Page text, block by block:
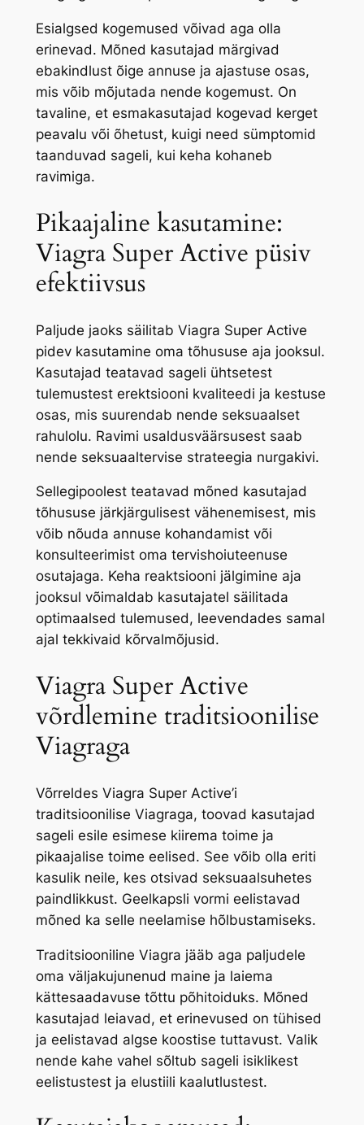
Esialgsed kogemused võivad aga olla
erinevad. Mõned kasutajad märgivad
ebakindlust õige annuse ja ajastuse osas,
mis võib mõjutada nende kogemust. On
tavaline, et esmakasutajad kogevad kerget
peavalu või õhetust, kuigi need sümptomid
taanduvad sageli, kui keha kohaneb
ravimiga.
Pikaajaline kasutamine:
Viagra Super Active püsiv
efektiivsus
Paljude jaoks säilitab Viagra Super Active
pidev kasutamine oma tõhususe aja jooksul.
Kasutajad teatavad sageli ühtsetest
tulemustest erektsiooni kvaliteedi ja kestuse
osas, mis suurendab nende seksuaalset
rahulolu. Ravimi usaldusväärsusest saab
nende seksuaaltervise strateegia nurgakivi.
Sellegipoolest teatavad mõned kasutajad
tõhususe järkjärgulisest vähenemisest, mis
võib nõuda annuse kohandamist või
konsulteerimist oma tervishoiuteenuse
osutajaga. Keha reaktsiooni jälgimine aja
jooksul võimaldab kasutajatel säilitada
optimaalsed tulemused, leevendades samal
ajal tekkivaid kõrvalmõjusid.
Viagra Super Active
võrdlemine traditsioonilise
Viagraga
Võrreldes Viagra Super Active’i
traditsioonilise Viagraga, toovad kasutajad
sageli esile esimese kiirema toime ja
pikaajalise toime eelised. See võib olla eriti
kasulik neile, kes otsivad seksuaalsuhetes
paindlikkust. Geelkapsli vormi eelistavad
mõned ka selle neelamise hõlbustamiseks.
Traditsiooniline Viagra jääb aga paljudele
oma väljakujunenud maine ja laiema
kättesaadavuse tõttu põhitoiduks. Mõned
kasutajad leiavad, et erinevused on tühised
ja eelistavad algse koostise tuttavust. Valik
nende kahe vahel sõltub sageli isiklikest
eelistustest ja elustiili kaalutlustest.